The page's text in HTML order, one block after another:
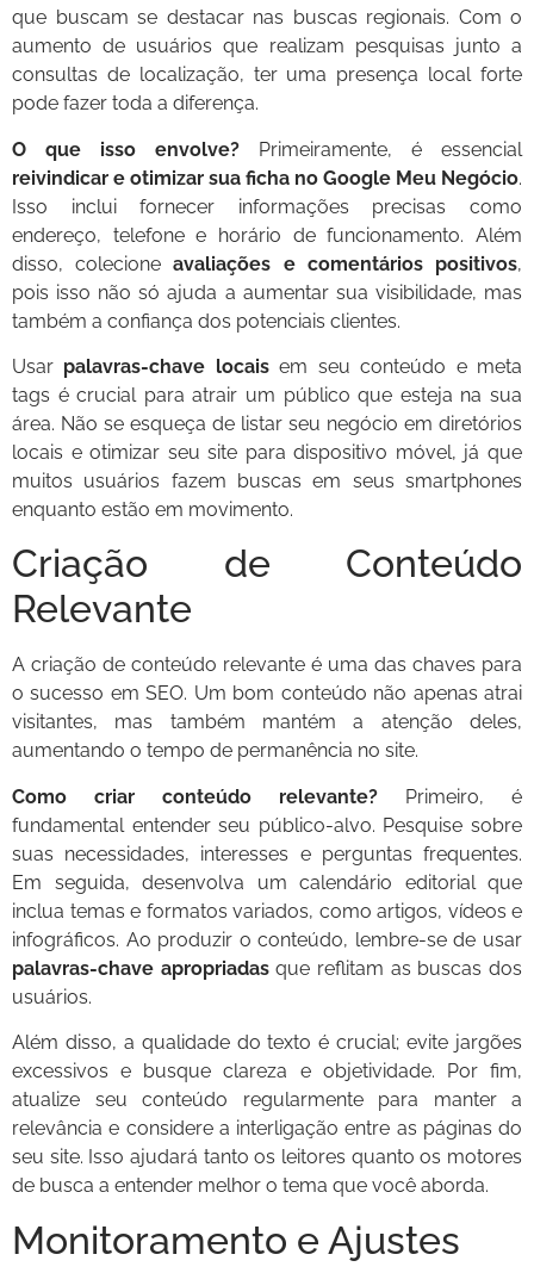
que buscam se destacar nas buscas regionais. Com o
aumento de usuários que realizam pesquisas junto a
consultas de localização, ter uma presença local forte
pode fazer toda a diferença.
O que isso envolve? Primeiramente, é essencial
reivindicar e otimizar sua ficha no Google Meu Negócio.
Isso inclui fornecer informações precisas como
endereço, telefone e horário de funcionamento. Além
disso, colecioneavaliações e comentários positivos,
pois isso não só ajuda a aumentar sua visibilidade, mas
também a confiança dos potenciais clientes.
Usar palavras-chave locaisem seu conteúdo e meta
tags é crucial para atrair um público que esteja na sua
área. Não se esqueça de listar seu negócio em diretórios
locais e otimizar seu site para dispositivo móvel, já que
muitos usuários fazem buscas em seus smartphones
enquanto estão em movimento.
Criação de Conteúdo
Relevante
A criação de conteúdo relevante é uma das chaves para
o sucesso em SEO. Um bom conteúdo não apenas atrai
visitantes, mas também mantém a atenção deles,
aumentando o tempo de permanência no site.
Como criar conteúdo relevante? Primeiro, é
fundamental entender seu público-alvo. Pesquise sobre
suas necessidades, interesses e perguntas frequentes.
Em seguida, desenvolva um calendário editorial que
inclua temas e formatos variados, como artigos, vídeos e
infográficos. Ao produzir o conteúdo, lembre-se de usar
palavras-chave apropriadasque reflitam as buscas dos
usuários.
Além disso, a qualidade do texto é crucial; evite jargões
excessivos e busque clareza e objetividade. Por fim,
atualize seu conteúdo regularmente para manter a
relevância e considere a interligação entre as páginas do
seu site. Isso ajudará tanto os leitores quanto os motores
de busca a entender melhor o tema que você aborda.
Monitoramento e Ajustes